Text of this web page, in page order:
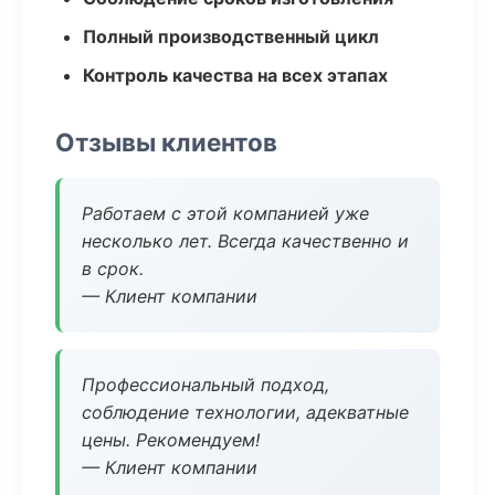
Полный производственный цикл
Контроль качества на всех этапах
Отзывы клиентов
Работаем с этой компанией уже
несколько лет. Всегда качественно и
в срок.
— Клиент компании
Профессиональный подход,
соблюдение технологии, адекватные
цены. Рекомендуем!
— Клиент компании